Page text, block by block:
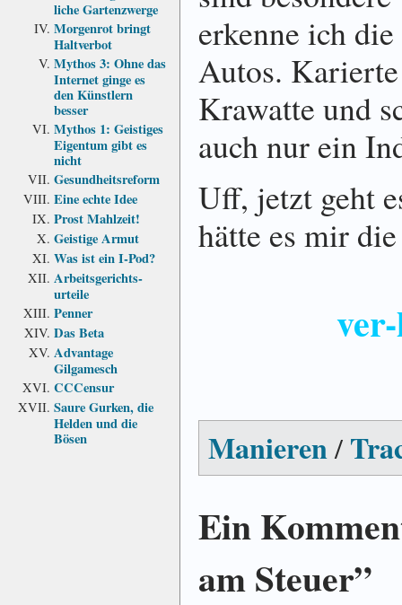
liche Garten­zwerge
Morgenrot bringt
Haltverbot
Mythos 3: Ohne das
Internet ginge es
den Künstlern
besser
Mythos 1: Geistiges
Eigentum gibt es
nicht
Gesundheits­reform
Eine echte Idee
Prost Mahlzeit!
Geistige Armut
Was ist ein I-Pod?
Arbeits­gerichts­
urteile
Penner
Das Beta
Advantage
Gilgamesch
CCCensur
Saure Gurken, die
Helden und die
Bösen
erkenne ich
Autos.
Krawatte und
auch nur ein
Uff, jetzt geht
hätte es mir
Manieren/
Ein
am Steuer”